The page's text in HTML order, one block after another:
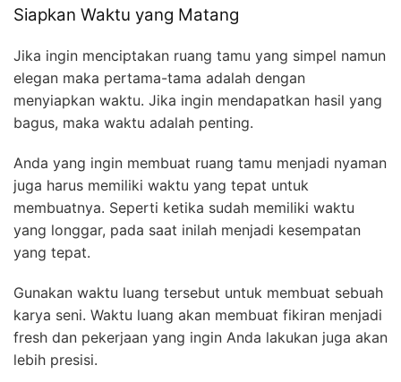
Siapkan Waktu yang Matang
Jika ingin menciptakan ruang tamu yang simpel namun
elegan maka pertama-tama adalah dengan
menyiapkan waktu. Jika ingin mendapatkan hasil yang
bagus, maka waktu adalah penting.
Anda yang ingin membuat ruang tamu menjadi nyaman
juga harus memiliki waktu yang tepat untuk
membuatnya. Seperti ketika sudah memiliki waktu
yang longgar, pada saat inilah menjadi kesempatan
yang tepat.
Gunakan waktu luang tersebut untuk membuat sebuah
karya seni. Waktu luang akan membuat fikiran menjadi
fresh dan pekerjaan yang ingin Anda lakukan juga akan
lebih presisi.